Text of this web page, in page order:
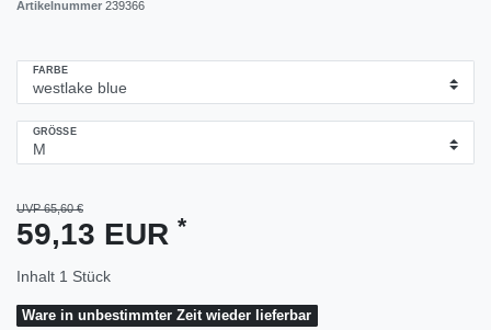
Artikelnummer 239366
FARBE
GRÖSSE
UVP 65,60 €
59,13 EUR *
Inhalt 1 Stück
Ware in unbestimmter Zeit wieder lieferbar